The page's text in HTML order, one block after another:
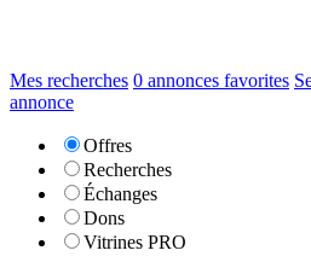
Mes recherches 0 annonces favorites
annonce
Offres
Recherches
Échanges
Dons
Vitrines PRO